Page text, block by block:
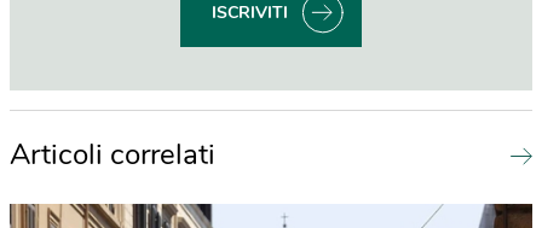
ISCRIVITI
Articoli correlati